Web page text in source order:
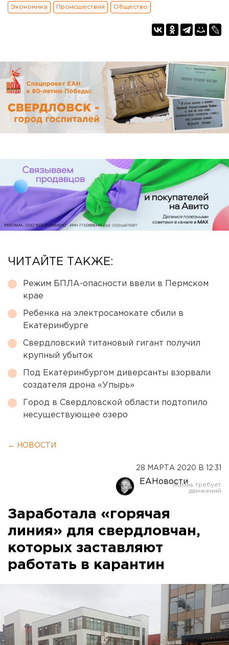
Экономика Происшествия Общество
ЧИТАЙТЕ ТАКЖЕ:
Режим БПЛА-опасности ввели в Пермском
крае
Ребенка на электросамокате сбили в
Екатеринбурге
Свердловский титановый гигант получил
крупный убыток
Под Екатеринбургом диверсанты взорвали
создателя дрона «Упырь»
Город в Свердловской области подтопило
несуществующее озеро
← НОВОСТИ
28 МАРТА 2020 В 12:31
ЕАНовости
Заработала «горячая
линия» для свердловчан,
которых заставляют
работать в карантин